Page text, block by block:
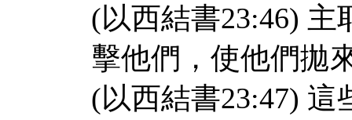
(以西結書23:46)
擊他們，使他們拋
(以西結書23:47)